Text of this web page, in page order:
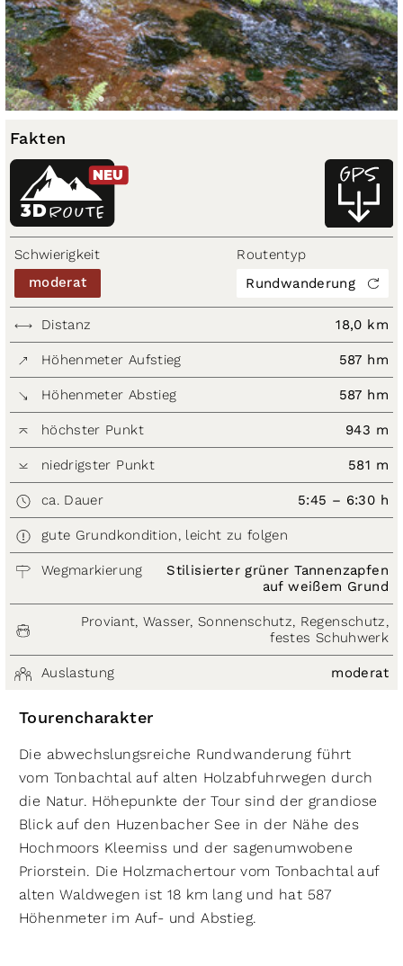
Fakten
ROUTE
3D
NEU
Schwierigkeit
moderat
Routentyp
Rundwanderung
Distanz 18,0 km
Höhenmeter Aufstieg 587 hm
Höhenmeter Abstieg 587 hm
höchster Punkt 943 m
niedrigster Punkt 581 m
ca. Dauer 5:45 – 6:30 h
gute Grundkondition, leicht zu folgen
Wegmarkierung
Stilisierter grüner Tannenzapfen
auf weißem Grund
Proviant, Wasser, Sonnenschutz, Regenschutz,
festes Schuhwerk
Auslastung moderat
Tourencharakter
Die abwechslungsreiche Rundwanderung führt
vom Tonbachtal auf alten Holzabfuhrwegen durch
die Natur. Höhepunkte der Tour sind der grandiose
Blick auf den Huzenbacher See in der Nähe des
Hochmoors Kleemiss und der sagenumwobene
Priorstein. Die Holzmachertour vom Tonbachtal auf
alten Waldwegen ist 18 km lang und hat 587
Höhenmeter im Auf- und Abstieg.